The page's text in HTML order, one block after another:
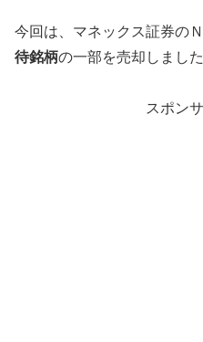
今回は、マネックス証券の
待銘柄の一部を売却しました
スポン